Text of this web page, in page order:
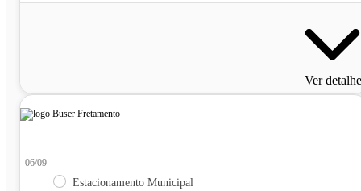
Ver
06/09
Estacionamento Municipal